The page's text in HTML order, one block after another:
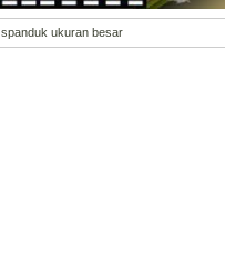
spanduk ukuran besar